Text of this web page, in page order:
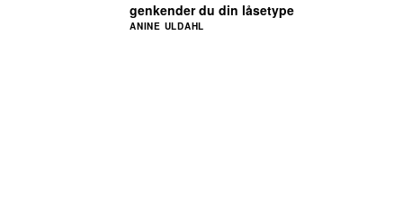
genkender du din låsetype
ANINE ULDAHL